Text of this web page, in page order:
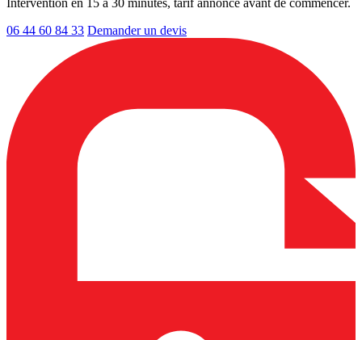
Intervention en 15 à 30 minutes, tarif annoncé avant de commencer.
06 44 60 84 33 Demander un devis